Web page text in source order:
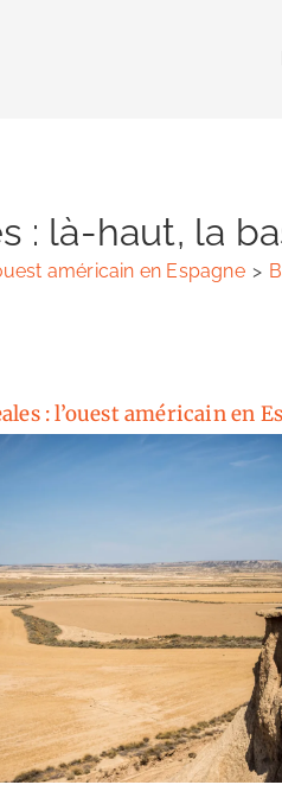
: là-haut, la
américain en Espagne >
: l’ouest américain en